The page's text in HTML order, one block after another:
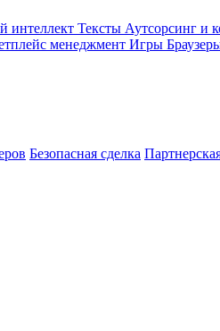
интеллект Тексты Аутсорсинг и
менеджмент Игры
Безопасная сделка